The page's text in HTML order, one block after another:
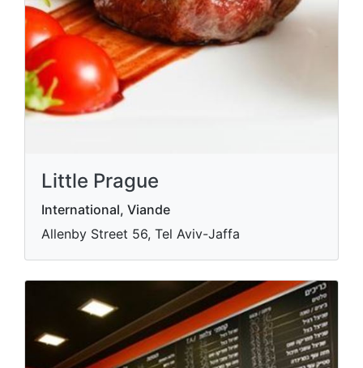
Little Prague
International, Viande
Allenby Street 56, Tel Aviv-Jaffa